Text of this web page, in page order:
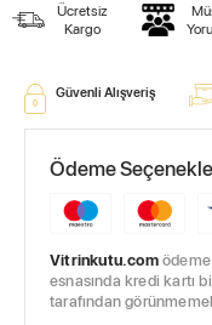
Ücretsiz
Kargo
Güvenli Alışveriş
Ödeme
Vitrinkutu.com
esnasında kredi kartı
tarafından